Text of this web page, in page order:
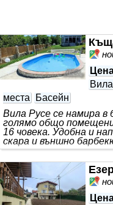
места
Басейн
Вила Русе се намира в
голямо общо
16 човека. Удобна и
скара и външно